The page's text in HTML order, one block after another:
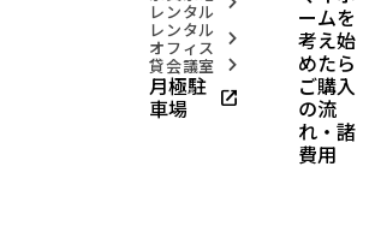
市
地
下
鉄
南
北
線/
レンタル
レンタル
オフィス arrow_forward_ios
貸会議室 arrow_forward_ios
月極駐
車場 open_in_new
ームを
考え始
めたら
ご購入
の流
れ・諸
費用